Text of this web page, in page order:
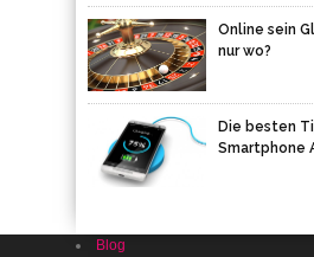
Die besten
Smartphone
Blog
Inhalt